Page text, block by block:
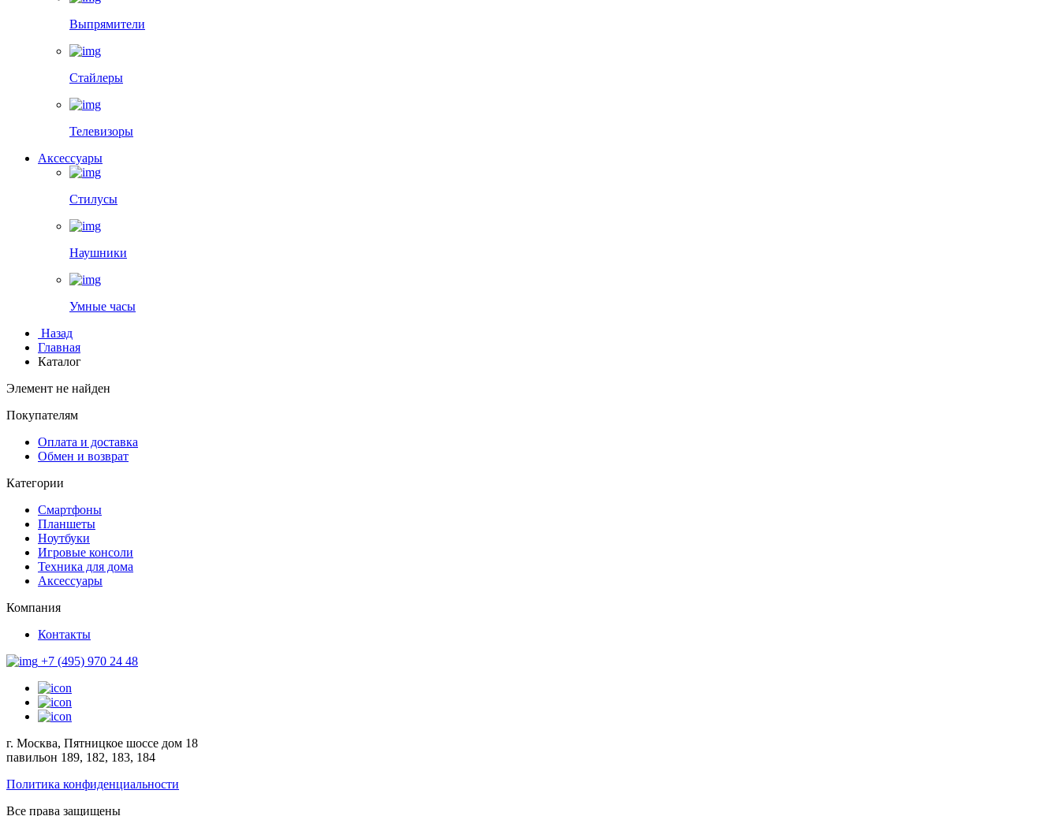
Выпрямители
Стайлеры
Телевизоры
Аксессуары
Стилусы
Наушники
Умные часы
Назад
Главная
Каталог
Элемент не найден
Покупателям
Оплата и доставка
Обмен и возврат
Категории
Смартфоны
Планшеты
Ноутбуки
Игровые консоли
Техника для дома
Аксессуары
Компания
Контакты
+7 (495) 970 24 48
г. Москва, Пятницкое шоссе дом 18
павильон 189, 182, 183, 184
Политика конфиденциальности
Все права защищены